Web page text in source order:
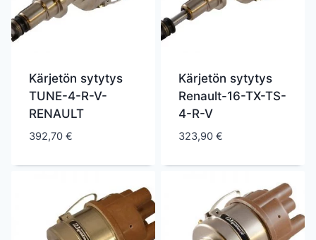
Kärjetön sytytys
TUNE-4-R-V-
RENAULT
392,70 €
Kärjetön sytytys
Renault-16-TX-TS-
4-R-V
323,90 €